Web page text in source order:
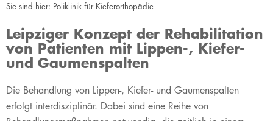
Sie sind hier: Poliklinik für Kieferorthopädie
Leipziger Konzept der Rehabilitation
von Patienten mit Lippen-, Kiefer-
und Gaumenspalten
​​Die Behandlung von Lippen-, Kiefer- und Gaumenspalten
erfolgt interdisziplinär. Dabei sind eine Reihe von